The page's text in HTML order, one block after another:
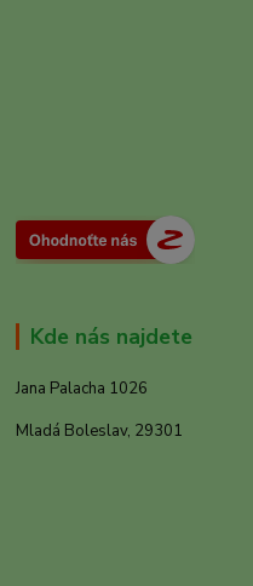
Kde nás najdete
Jana Palacha 1026
Mladá Boleslav, 29301